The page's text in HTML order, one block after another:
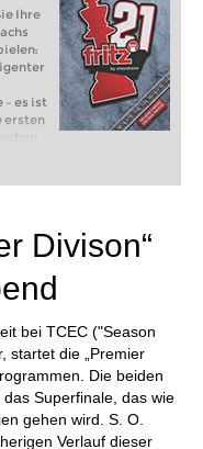
Ihre
– es ist
ersten
und
Divison“
bei TCEC ("Season
startet die „Premier
Die beiden
Superfinale, das wie
gehen wird. S. O.
Verlauf dieser